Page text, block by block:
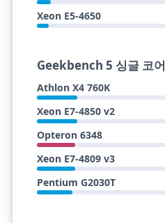
Xeon E5-4650
Geekbench 5 싱글 코어
Athlon X4 760K
Xeon E7-4850 v2
Opteron 6348
Xeon E7-4809 v3
Pentium G2030T